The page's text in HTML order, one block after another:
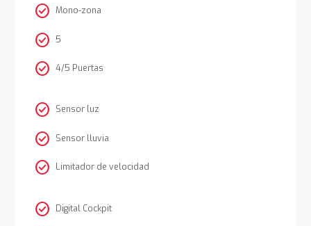
check_circle Mono-zona
check_circle 5
check_circle 4/5 Puertas
check_circle Sensor luz
check_circle Sensor lluvia
check_circle Limitador de velocidad
check_circle Digital Cockpit